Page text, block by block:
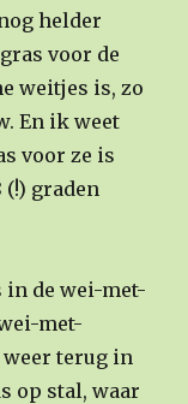
helder
voor de
weitjes is, zo
En ik weet
voor ze is
(!) graden
in de wei-met-
met-
terug in
op stal, waar